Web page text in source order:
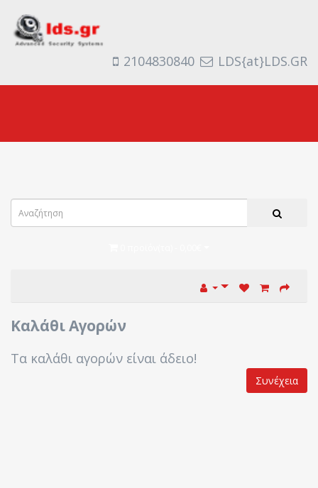
2104830840 LDS{at}LDS.GR
Καλάθι Αγορών
Τα καλάθι αγορών είναι άδειο!
Συνέχεια